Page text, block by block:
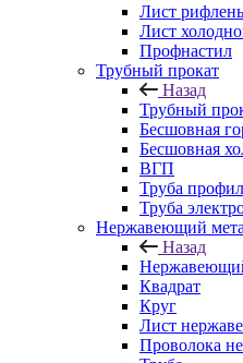
Лист
Лист
Профнастил
Трубный прокат
Назад
Трубный
Бесшовная
Бесшовная
ВГП
Труба
Труба
Нержавеющий
Назад
Квадрат
Круг
Лист
Проволока